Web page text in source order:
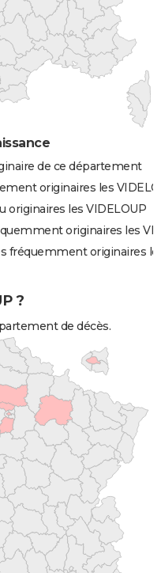
de ce département
originaires les
originaires les VIDELOUP
originaires les
fréquemment originaires
?
de décès.